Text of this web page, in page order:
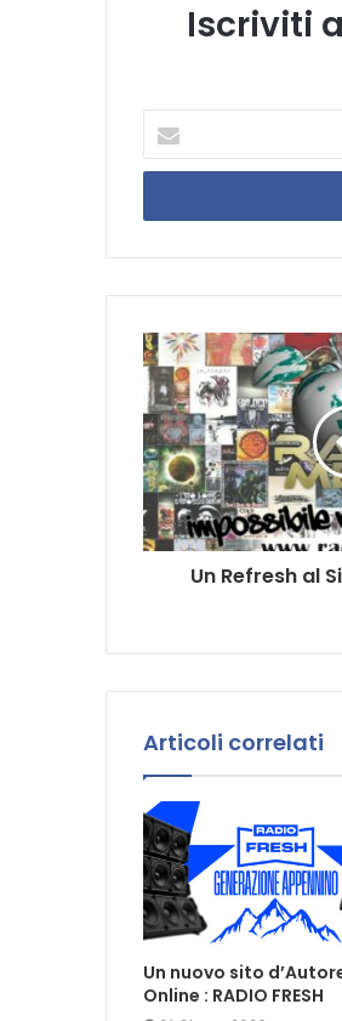
Iscriviti
s
r
c
l
a
T
u
a
E
a
i
Un Refresh al
Articoli correlati
Un nuovo sito
Online : RADIO FRESH